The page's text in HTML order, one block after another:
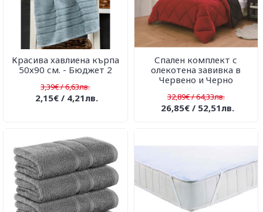
Красива хавлиена кърпа
50х90 см. - Бюджет 2
3,39€ / 6,63лв.
2,15€ / 4,21лв.
Спален комплект с
олекотена завивка в
Червено и Черно
32,89€ / 64,33лв.
26,85€ / 52,51лв.